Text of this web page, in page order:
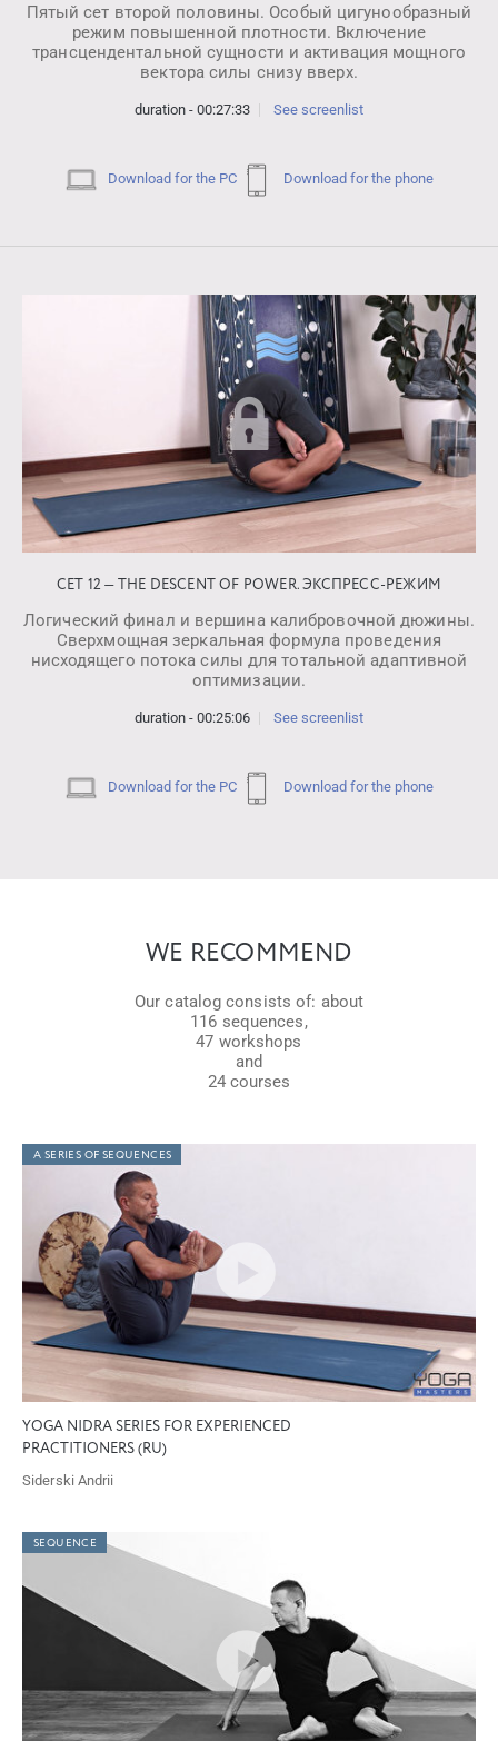
Пятый сет второй половины. Особый цигунообразный
режим повышенной плотности. Включение
трансцендентальной сущности и активация мощного
вектора силы снизу вверх.
duration - 00:27:33 See screenlist
Download for the PC Download for the phone
СЕТ 12 — THE DESCENT OF POWER. ЭКСПРЕСС-РЕЖИМ
Логический финал и вершина калибровочной дюжины.
Сверхмощная зеркальная формула проведения
нисходящего потока силы для тотальной адаптивной
оптимизации.
duration - 00:25:06 See screenlist
Download for the PC Download for the phone
WE RECOMMEND
Our catalog consists of: about
116 sequences,
47 workshops
and
24 courses
A SERIES OF SEQUENCES
YOGA NIDRA SERIES FOR EXPERIENCED
PRACTITIONERS (RU)
Siderski Andrii
SEQUENCE